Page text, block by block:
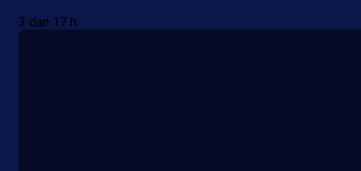
3 dan 17 h